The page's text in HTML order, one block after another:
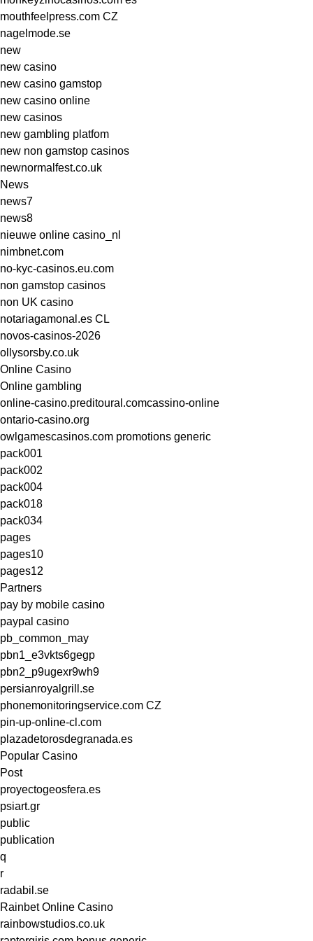
mouthfeelpress.com CZ
nagelmode.se
new
new casino
new casino gamstop
new casino online
new casinos
new gambling platfom
new non gamstop casinos
newnormalfest.co.uk
News
news7
news8
nieuwe online casino_nl
nimbnet.com
no-kyc-casinos.eu.com
non gamstop casinos
non UK casino
notariagamonal.es CL
novos-casinos-2026
ollysorsby.co.uk
Online Casino
Online gambling
online-casino.preditoural.comcassino-online
ontario-casino.org
owlgamescasinos.com promotions generic
pack001
pack002
pack004
pack018
pack034
pages
pages10
pages12
Partners
pay by mobile casino
paypal casino
pb_common_may
pbn1_e3vkts6gegp
pbn2_p9ugexr9wh9
persianroyalgrill.se
phonemonitoringservice.com CZ
pin-up-online-cl.com
plazadetorosdegranada.es
Popular Casino
Post
proyectogeosfera.es
psiart.gr
public
publication
q
r
radabil.se
Rainbet Online Casino
rainbowstudios.co.uk